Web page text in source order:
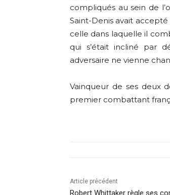
compliqués au sein de
Saint-Denis avait
celle dans laquelle il
qui s’était incliné par
adversaire ne vienne
Vainqueur de ses deux
premier combattant
Article précédent
Robert Whittaker règle ses